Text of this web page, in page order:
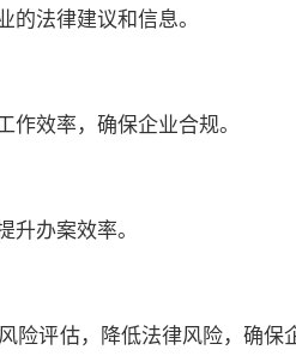
法律建议和信息。
效率，确保企业合规。
办案效率。
险评估，降低法律风险，确保